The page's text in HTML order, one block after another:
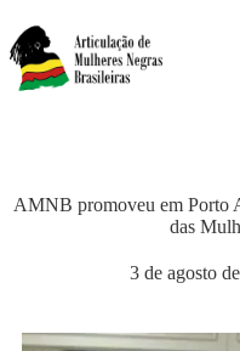
AMNB promoveu em Porto
das
3 de agosto